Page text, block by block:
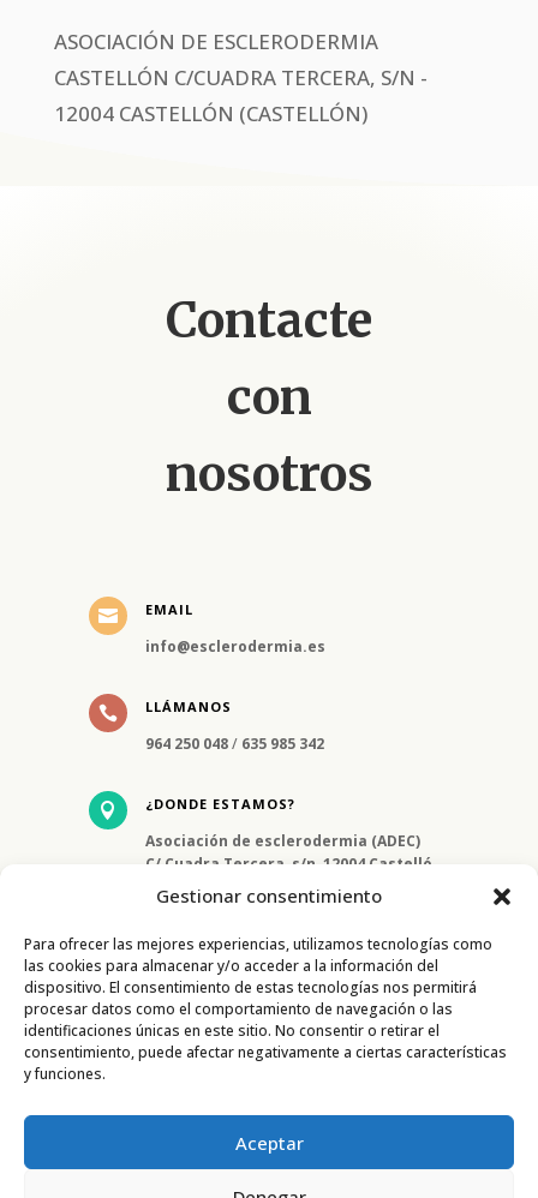
Gestionar consentimiento
Para ofrecer las mejores experiencias, utilizamos tecnologías como
las cookies para almacenar y/o acceder a la información del
dispositivo. El consentimiento de estas tecnologías nos permitirá
procesar datos como el comportamiento de navegación o las
identificaciones únicas en este sitio. No consentir o retirar el
consentimiento, puede afectar negativamente a ciertas características
y funciones.
Aceptar
ASOCIACIÓN DE ESCLERODERMIA
CASTELLÓN C/CUADRA TERCERA, S/N -
12004 CASTELLÓN (CASTELLÓN)
Contacte
con
nosotros
 EMAIL
info@esclerodermia.es
 LLÁMANOS
964 250 048/ 635 985 342
 ¿DONDE ESTAMOS?
Asociación de esclerodermia (ADEC)
C/ Cuadra Tercera, s/n, 12004 Castelló
de la Plana, Castelló